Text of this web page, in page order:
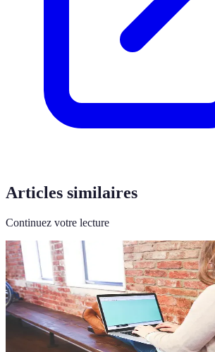
Articles similaires
Continuez votre lecture